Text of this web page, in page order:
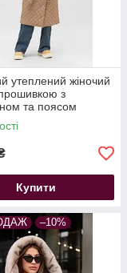
утеплений жіночий
з
та поясом
розмірів беж
Купити
–10%